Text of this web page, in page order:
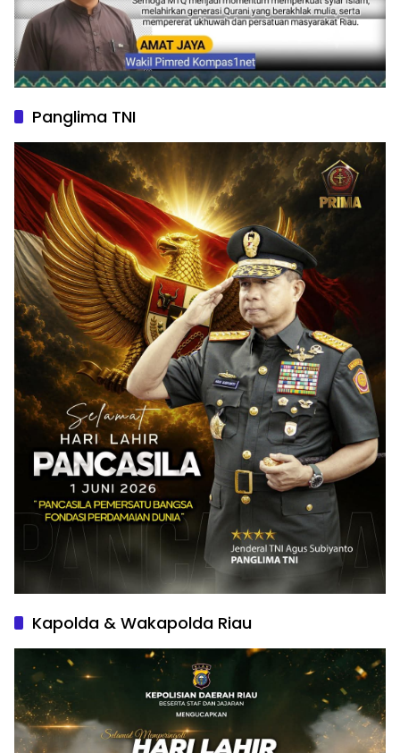
Panglima TNI
Kapolda & Wakapolda Riau